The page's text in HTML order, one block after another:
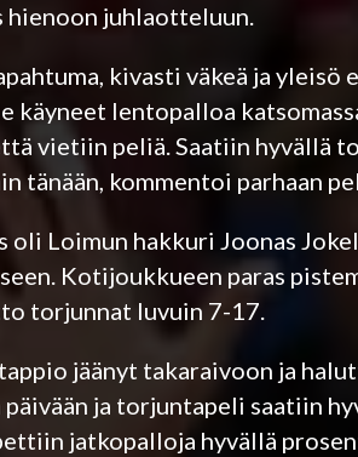
hienoon juhlaotteluun.
kivasti väkeä ja yleisö
käyneet lentopalloa
vietiin peliä. Saatiin hyvällä
tänään, kommentoi parhaan
oli Loimun hakkuri Joonas
Kotijoukkueen paras
torjunnat luvuin 7-17.
jäänyt takaraivoon ja
ja torjuntapeli saatiin
jatkopalloja hyvällä